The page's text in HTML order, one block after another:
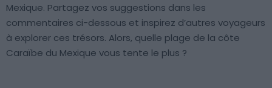
Mexique. Partagez vos suggestions dans les
commentaires ci-dessous et inspirez d’autres voyageurs
à explorer ces trésors. Alors, quelle plage de la côte
Caraïbe du Mexique vous tente le plus ?